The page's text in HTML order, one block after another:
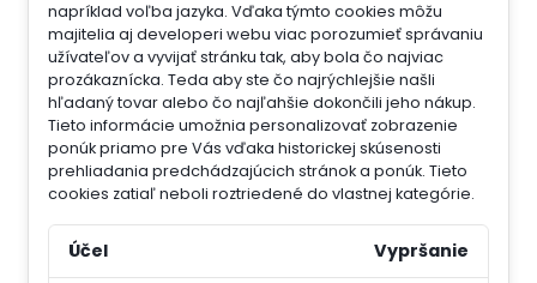
napríklad voľba jazyka. Vďaka týmto cookies môžu
majitelia aj developeri webu viac porozumieť správaniu
užívateľov a vyvijať stránku tak, aby bola čo najviac
prozákaznícka. Teda aby ste čo najrýchlejšie našli
hľadaný tovar alebo čo najľahšie dokončili jeho nákup.
Tieto informácie umožnia personalizovať zobrazenie
ponúk priamo pre Vás vďaka historickej skúsenosti
prehliadania predchádzajúcich stránok a ponúk. Tieto
cookies zatiaľ neboli roztriedené do vlastnej kategórie.
Účel Vypršanie